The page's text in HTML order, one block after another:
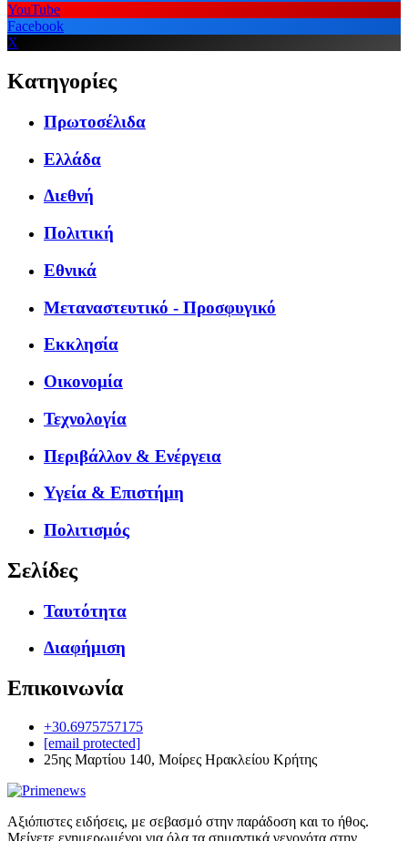
YouTube
Facebook
X
Κατηγορίες
Πρωτοσέλιδα
Ελλάδα
Διεθνή
Πολιτική
Εθνικά
Μεταναστευτικό - Προσφυγικό
Εκκλησία
Οικονομία
Τεχνολογία
Περιβάλλον & Ενέργεια
Υγεία & Επιστήμη
Πολιτισμός
Σελίδες
Ταυτότητα
Διαφήμιση
Επικοινωνία
+30.6975757175
[email protected]
25ης Μαρτίου 140, Μοίρες Ηρακλείου Κρήτης
Αξιόπιστες ειδήσεις, με σεβασμό στην παράδοση και το ήθος.